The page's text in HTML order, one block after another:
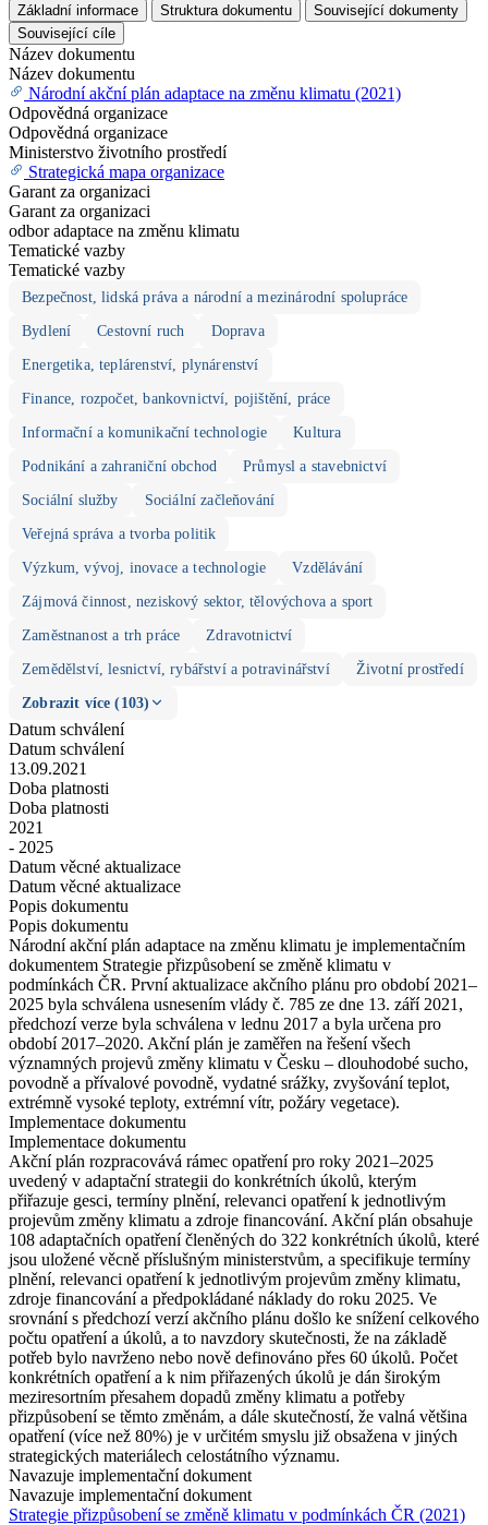
Základní informace Struktura dokumentu
Související dokumenty
Související cíle
Název dokumentu
Název dokumentu
Národní akční plán adaptace na změnu klimatu (2021)
Odpovědná organizace
Odpovědná organizace
Ministerstvo životního prostředí
Strategická mapa organizace
Garant za organizaci
Garant za organizaci
odbor adaptace na změnu klimatu
Tematické vazby
Tematické vazby
Bezpečnost, lidská práva a národní a mezinárodní spolupráce
Bydlení Cestovní ruch Doprava
Energetika, teplárenství, plynárenství
Finance, rozpočet, bankovnictví, pojištění, práce
Informační a komunikační technologie Kultura
Podnikání a zahraniční obchod Průmysl a stavebnictví
Sociální služby Sociální začleňování
Veřejná správa a tvorba politik
Výzkum, vývoj, inovace a technologie Vzdělávání
Zájmová činnost, neziskový sektor, tělovýchova a sport
Zaměstnanost a trh práce Zdravotnictví
Zemědělství, lesnictví, rybářství a potravinářství Životní prostředí
Zobrazit více (103)
Datum schválení
Datum schválení
13.09.2021
Doba platnosti
Doba platnosti
2021
- 2025
Datum věcné aktualizace
Datum věcné aktualizace
Popis dokumentu
Popis dokumentu
Národní akční plán adaptace na změnu klimatu je implementačním
dokumentem Strategie přizpůsobení se změně klimatu v
podmínkách ČR. První aktualizace akčního plánu pro období 2021–
2025 byla schválena usnesením vlády č. 785 ze dne 13. září 2021,
předchozí verze byla schválena v lednu 2017 a byla určena pro
období 2017–2020. Akční plán je zaměřen na řešení všech
významných projevů změny klimatu v Česku – dlouhodobé sucho,
povodně a přívalové povodně, vydatné srážky, zvyšování teplot,
extrémně vysoké teploty, extrémní vítr, požáry vegetace).
Implementace dokumentu
Implementace dokumentu
Akční plán rozpracovává rámec opatření pro roky 2021–2025
uvedený v adaptační strategii do konkrétních úkolů, kterým
přiřazuje gesci, termíny plnění, relevanci opatření k jednotlivým
projevům změny klimatu a zdroje financování. Akční plán obsahuje
108 adaptačních opatření členěných do 322 konkrétních úkolů, které
jsou uložené věcně příslušným ministerstvům, a specifikuje termíny
plnění, relevanci opatření k jednotlivým projevům změny klimatu,
zdroje financování a předpokládané náklady do roku 2025. Ve
srovnání s předchozí verzí akčního plánu došlo ke snížení celkového
počtu opatření a úkolů, a to navzdory skutečnosti, že na základě
potřeb bylo navrženo nebo nově definováno přes 60 úkolů. Počet
konkrétních opatření a k nim přiřazených úkolů je dán širokým
meziresortním přesahem dopadů změny klimatu a potřeby
přizpůsobení se těmto změnám, a dále skutečností, že valná většina
opatření (více než 80%) je v určitém smyslu již obsažena v jiných
strategických materiálech celostátního významu.
Navazuje implementační dokument
Navazuje implementační dokument
Strategie přizpůsobení se změně klimatu v podmínkách ČR (2021)